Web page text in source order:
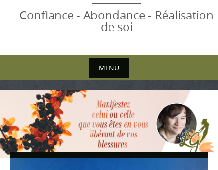
Confiance - Abondance - Réalisation
de soi
MENU
to
content